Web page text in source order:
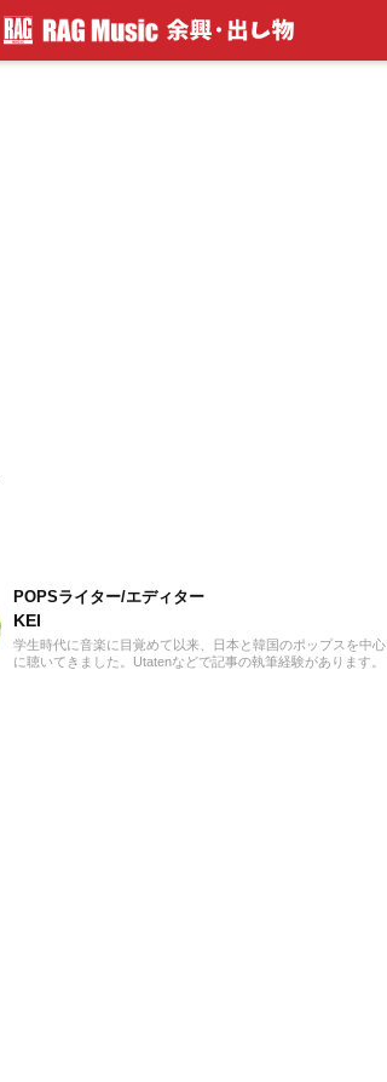
POPSライター/エディター
KEI
学生時代に音楽に目覚めて以来、日本と韓国のポップスを中心
に聴いてきました。Utatenなどで記事の執筆経験があります。